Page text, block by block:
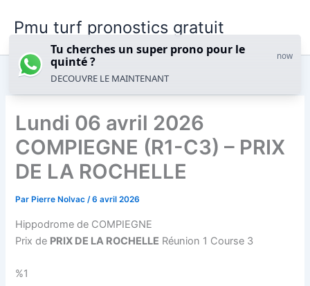
Pmu turf pronostics gratuit
Lundi 06 avril 2026
COMPIEGNE (R1-C3) – PRIX
DE LA ROCHELLE
Par Pierre Nolvac/6 avril 2026
Hippodrome de COMPIEGNE
Prix de PRIX DE LA ROCHELLE Réunion 1 Course 3
%1
Tu cherches un super prono pour le
quinté ?
now
DECOUVRE LE MAINTENANT